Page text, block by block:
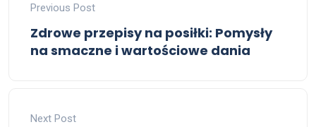
Previous Post
Zdrowe przepisy na posiłki: Pomysły
na smaczne i wartościowe dania
Next Post